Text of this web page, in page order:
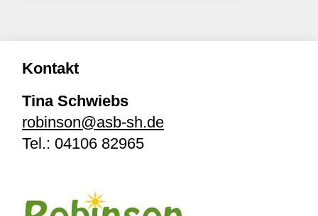
Kontakt
Tina Schwiebs
robinson@asb-sh.de
Tel.: 04106 82965